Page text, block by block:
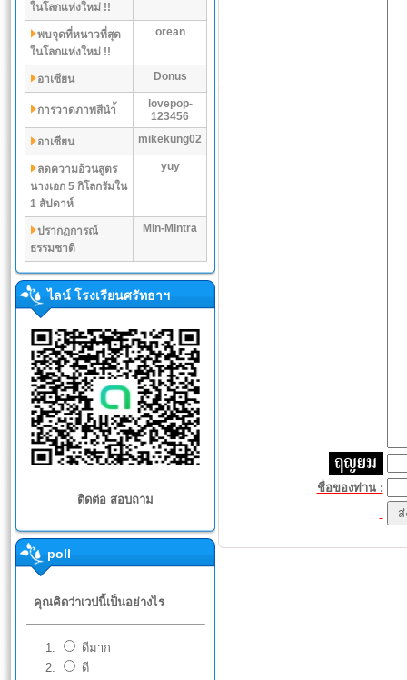
ในโลกเเห่งใหม่ !!
พบจุดที่หนาวที่สุด
ในโลกเเห่งใหม่ !!
orean
อาเซียน Donus
การวาดภาพสีนำ้
lovepop-
123456
อาเซียน
mikekung02
ลดความอ้วนสูตร
นางเอก 5 กิโลกรัมใน
1 สัปดาห์
yuy
ปรากฏการณ์
ธรรมชาติ
Min-Mintra
ไลน์ โรงเรียนศรัทธาฯ
ติดต่อ สอบถาม
poll
คุณคิดว่าเวปนี้เป็นอย่างไร
ดีมาก
ดี
ชื่อของท่าน :